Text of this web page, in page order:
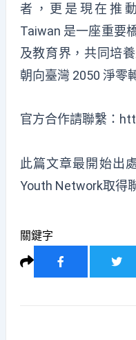
者，更是現在推
Taiwan 是一座重要
及教育界，共同培
朝向臺灣 2050 淨零
官方合作請聯繫：
此篇文章最開始出
Youth Network取得
關鍵字